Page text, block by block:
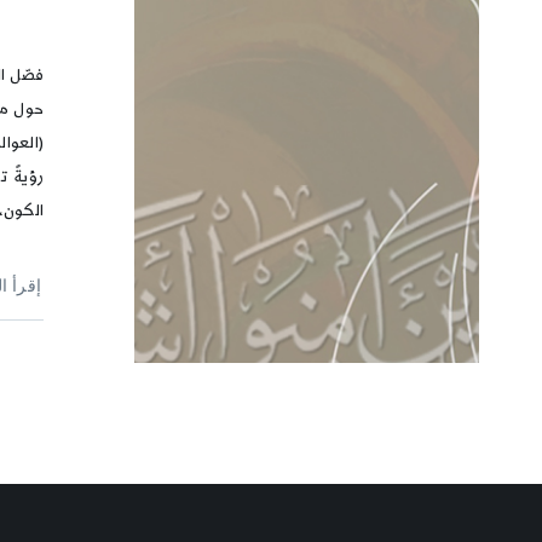
فصّل
حول
رؤيةً
الكون،
إقرأ